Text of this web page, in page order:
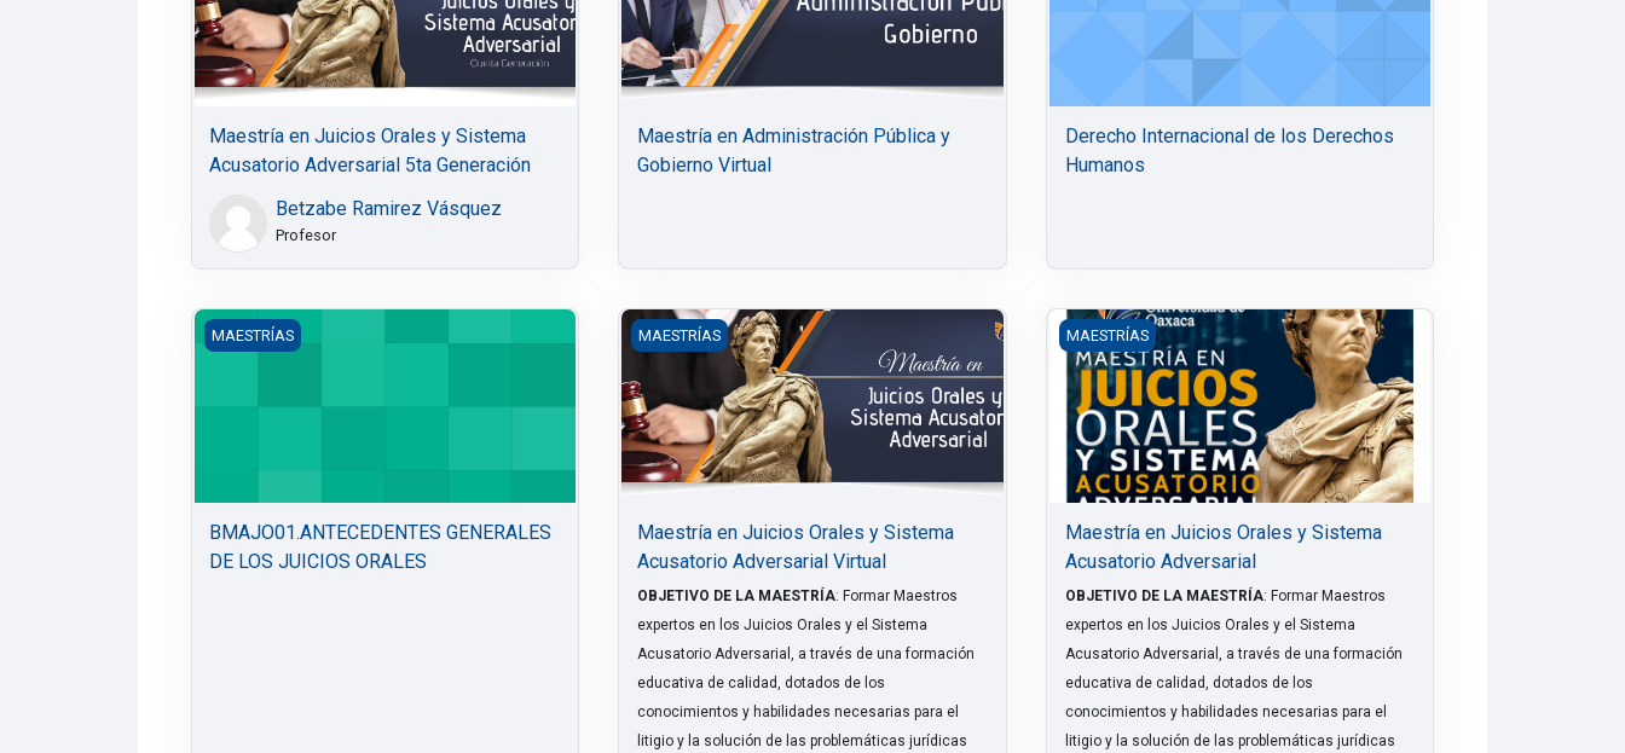
Maestría en Juicios Orales y Sistema
Acusatorio Adversarial 5ta Generación
Betzabe Ramirez Vásquez
Profesor
Maestría en Administración Pública y
Gobierno Virtual
Derecho Internacional de los Derechos
Humanos
BMAJO01.ANTECEDENTES GENERALES DE LOS JUICIOS ORALES
MAESTRÍAS
BMAJO01.ANTECEDENTES GENERALES
DE LOS JUICIOS ORALES
Maestría en Juicios Orales y Sistema Acusatorio Adversarial Virtual
MAESTRÍAS
Maestría en Juicios Orales y Sistema
Acusatorio Adversarial Virtual
OBJETIVO DE LA MAESTRÍA: Formar Maestros
expertos en los Juicios Orales y el Sistema
Acusatorio Adversarial, a través de una formación
educativa de calidad, dotados de los
conocimientos y habilidades necesarias para el
litigio y la solución de las problemáticas jurídicas
Maestría en Juicios Orales y Sistema Acusatorio Adversarial
MAESTRÍAS
Maestría en Juicios Orales y Sistema
Acusatorio Adversarial
OBJETIVO DE LA MAESTRÍA: Formar Maestros
expertos en los Juicios Orales y el Sistema
Acusatorio Adversarial, a través de una formación
educativa de calidad, dotados de los
conocimientos y habilidades necesarias para el
litigio y la solución de las problemáticas jurídicas